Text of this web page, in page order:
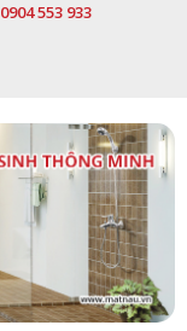
0904 553 933